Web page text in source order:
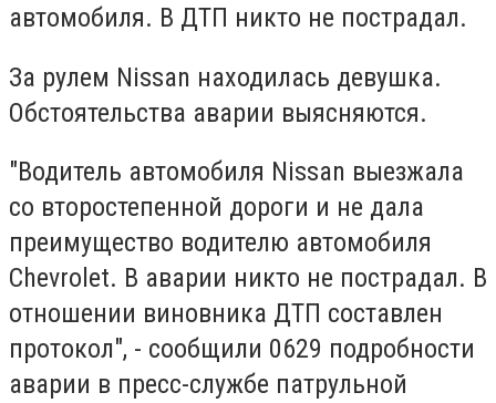
автомобиля. В ДТП никто не пострадал.
За рулем Nissan находилась девушка.
Обстоятельства аварии выясняются.
"Водитель автомобиля Nissan выезжала
со второстепенной дороги и не дала
преимущество водителю автомобиля
Chevrolet. В аварии никто не пострадал. В
отношении виновника ДТП составлен
протокол", - сообщили 0629 подробности
аварии в пресс-службе патрульной